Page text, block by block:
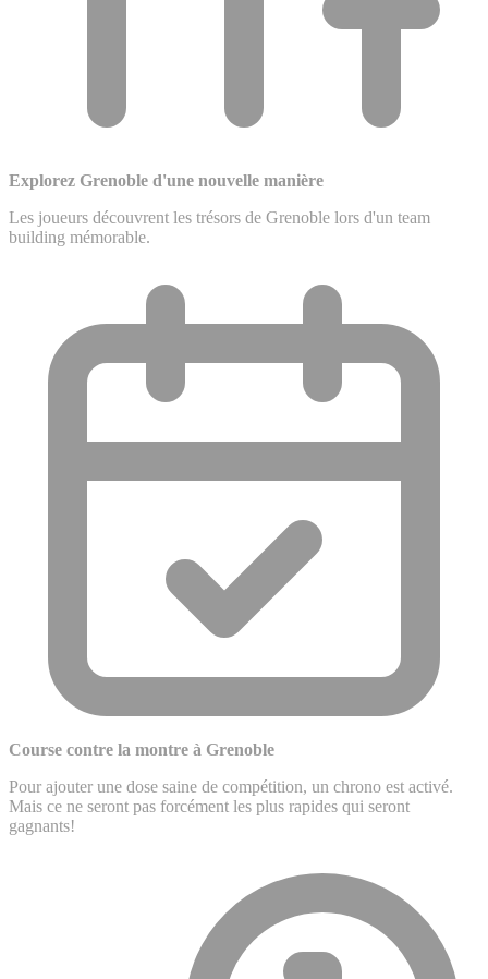
Explorez Grenoble d'une nouvelle manière
Les joueurs découvrent les trésors de Grenoble lors d'un team
building mémorable.
Course contre la montre à Grenoble
Pour ajouter une dose saine de compétition, un chrono est activé.
Mais ce ne seront pas forcément les plus rapides qui seront
gagnants!